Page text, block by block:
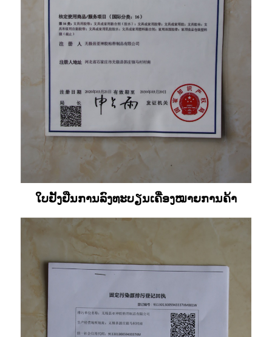
ໃບຢັ້ງຢືນການລົງທະບຽນເຄື່ອງໝາຍການຄ້າ